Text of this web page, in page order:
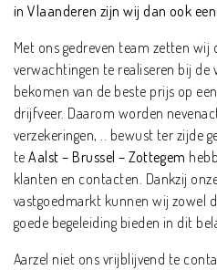
in Vlaanderen zijn wij dan ook
Met ons gedreven team zetten
verwachtingen te realiseren bij de
bekomen van de beste prijs op
drijfveer. Daarom worden
verzekeringen, .. bewust ter zijde
teAalst – Brussel – Zottegem
klanten en contacten. Dankzij
vastgoedmarkt kunnen wij zowel
goede begeleiding bieden in dit
Aarzel niet ons vrijblijvend te